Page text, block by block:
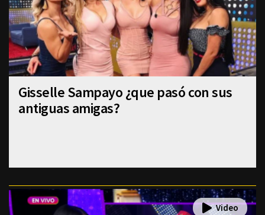
Gisselle Sampayo ¿que pasó con sus
antiguas amigas?